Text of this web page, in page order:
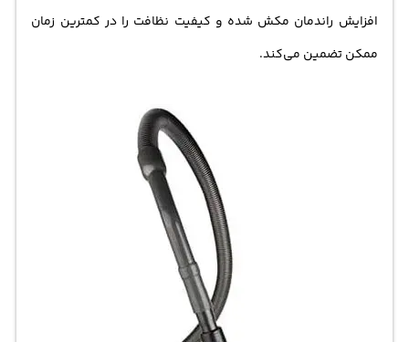
افزایش راندمان مکش شده و کیفیت نظافت را در کمترین زمان
ممکن تضمین می‌کند.